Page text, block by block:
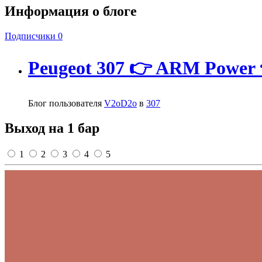
Информация о блоге
Подписчики 0
Peugeot 307 👉 ARM
Блог пользователя V2oD2o в 307
Выход на 1 бар
1 2 3 4 5